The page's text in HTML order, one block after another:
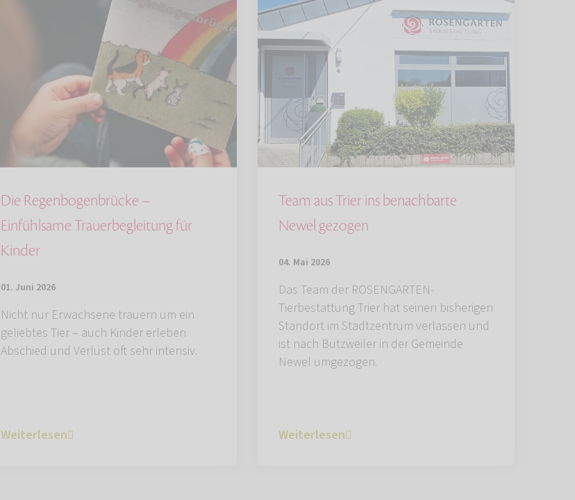
Die Regenbogenbrücke –
Einfühlsame Trauerbegleitung für
Kinder
01. Juni 2026
Nicht nur Erwachsene trauern um ein
geliebtes Tier – auch Kinder erleben
Abschied und Verlust oft sehr intensiv.
Weiterlesen
Team aus Trier ins benachbarte
Newel gezogen
04. Mai 2026
Das Team der ROSENGARTEN-
Tierbestattung Trier hat seinen bisherigen
Standort im Stadtzentrum verlassen und
ist nach Butzweiler in der Gemeinde
Newel umgezogen.
Weiterlesen